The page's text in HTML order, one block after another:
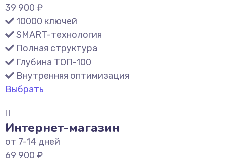
39 900 ₽
10000 ключей
SMART-технология
Полная структура
Глубина ТОП-100
Внутренняя оптимизация
Выбрать
Интернет-магазин
от 7-14 дней
69 900 ₽